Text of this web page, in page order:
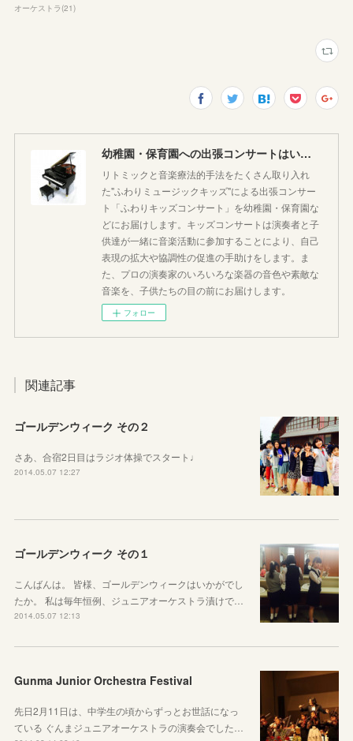
オーケストラ (21)
幼稚園・保育園への出張コンサートはいかがですか♪
リトミックと音楽療法的手法をたくさん取り入れ
た"ふわりミュージックキッズ"による出張コンサー
ト「ふわりキッズコンサート」を幼稚園・保育園な
どにお届けします。キッズコンサートは演奏者と子
供達が一緒に音楽活動に参加することにより、自己
表現の拡大や協調性の促進の手助けをします。ま
た、プロの演奏家のいろいろな楽器の音色や素敵な
音楽を、子供たちの目の前にお届けします。
フォロー
関連記事
ゴールデンウィーク その２
さあ、合宿2日目はラジオ体操でスタート♩
2014.05.07 12:27
ゴールデンウィーク その１
こんばんは。 皆様、ゴールデンウィークはいかがでし
たか。 私は毎年恒例、ジュニアオーケストラ漬けで…
2014.05.07 12:13
Gunma Junior Orchestra Festival
先日2月11日は、中学生の頃からずっとお世話になっ
ている ぐんまジュニアオーケストラの演奏会でした…